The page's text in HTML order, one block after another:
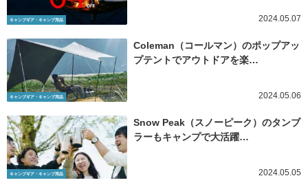
キャンプギア・キャンプ用品 2024.05.07
キャンプギア・キャンプ用品
Coleman（コールマン）のポップアッ
プテントでアウトドアを楽…
2024.05.06
キャンプギア・キャンプ用品
Snow Peak（スノーピーク）のタンブ
ラーもキャンプで大活躍…
2024.05.05